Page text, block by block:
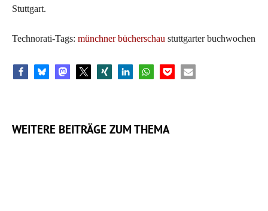
Stuttgart.
Technorati-Tags: münchner bücherschau stuttgarter buchwochen
WEITERE BEITRÄGE ZUM THEMA